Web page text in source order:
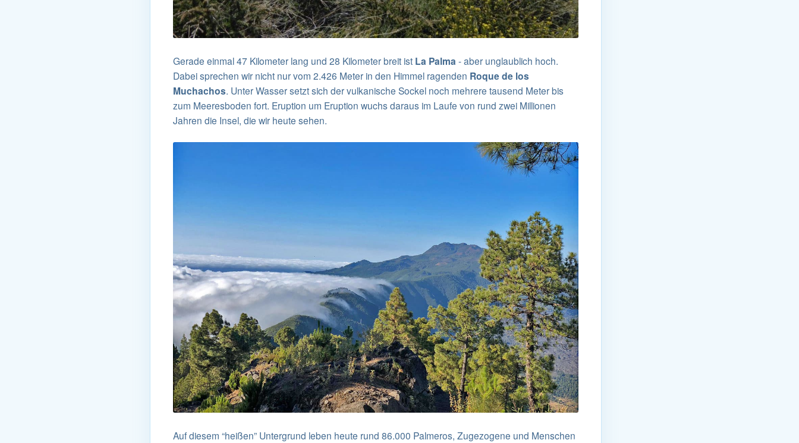
Gerade einmal 47 Kilometer lang und 28 Kilometer breit ist La Palma - aber unglaublich hoch.
Dabei sprechen wir nicht nur vom 2.426 Meter in den Himmel ragenden Roque de los
Muchachos. Unter Wasser setzt sich der vulkanische Sockel noch mehrere tausend Meter bis
zum Meeresboden fort. Eruption um Eruption wuchs daraus im Laufe von rund zwei Millionen
Jahren die Insel, die wir heute sehen.
Auf diesem “heißen” Untergrund leben heute rund 86.000 Palmeros, Zugezogene und Menschen